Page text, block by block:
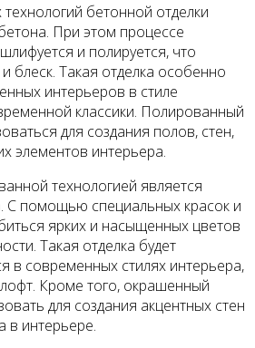
бетонной отделки
При этом процессе
и полируется, что
блеск. Такая отделка особенно
интерьеров в стиле
классики. Полированный
для создания полов, стен,
элементов интерьера.
технологией является
С помощью специальных красок и
ярких и насыщенных цветов
Такая отделка будет
в современных стилях интерьера,
лофт. Кроме того, окрашенный
для создания акцентных стен
в интерьере.